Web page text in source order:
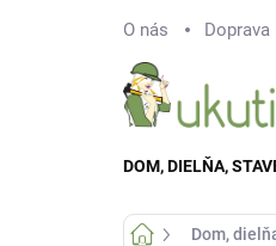
O nás Doprava
DOM, DIELŇA,
DomovDom,